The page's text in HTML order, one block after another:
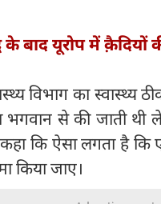
के बाद यूरोप में
विभाग का स्वास्थ्य
भगवान से की जाती थी
कि ऐसा लगता है
जाए।